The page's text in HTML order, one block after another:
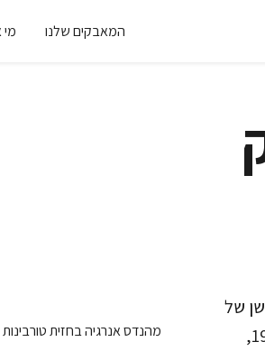
המאבקים שלנו מי
של
מדינת ישראל. חוק הנפט הישראלי משנת 1952,